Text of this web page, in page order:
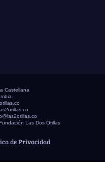
Castellana
Las Dos Orillas
de Privacidad